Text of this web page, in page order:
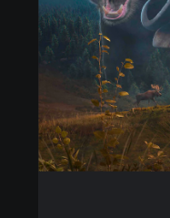
E
d
n